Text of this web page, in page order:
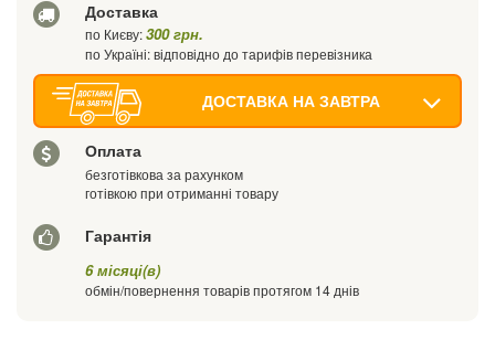
Доставка
по Києву:300 грн.
по Україні: відповідно до тарифів перевізника
ДОСТАВКА НА ЗАВТРА
Оплата
безготівкова за рахунком
готівкою при отриманні товару
Гарантія
6 місяці(в)
обмін/повернення товарів протягом 14 днів